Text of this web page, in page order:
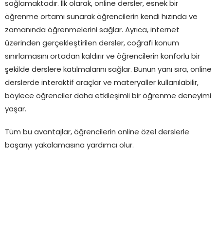
sağlamaktadır. İlk olarak, online dersler, esnek bir
öğrenme ortamı sunarak öğrencilerin kendi hızında ve
zamanında öğrenmelerini sağlar. Ayrıca, internet
üzerinden gerçekleştirilen dersler, coğrafi konum
sınırlamasını ortadan kaldırır ve öğrencilerin konforlu bir
şekilde derslere katılmalarını sağlar. Bunun yanı sıra, online
derslerde interaktif araçlar ve materyaller kullanılabilir,
böylece öğrenciler daha etkileşimli bir öğrenme deneyimi
yaşar.
Tüm bu avantajlar, öğrencilerin online özel derslerle
başarıyı yakalamasına yardımcı olur.